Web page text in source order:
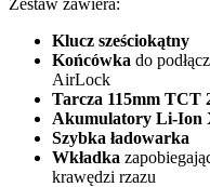
Zestaw zawiera:
Klucz sześciokątny
Końcówka do
AirLock
Tarcza 115mm TCT
Akumulatory Li-Ion
Szybka ładowarka
Wkładka
krawędzi rzazu